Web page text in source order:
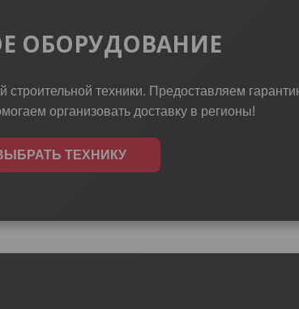
ОБОРУДОВАНИЕ
техники. Предоставляем
организовать доставку в регионы!
ТЕХНИКУ